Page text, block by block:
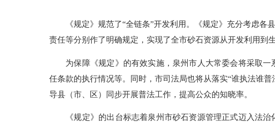
《规定》规范了“全链条”开发利用。《规定》充分考虑各
责任等分别作了明确规定，实现了全市砂石资源从开发利用到
为保障《规定》的有效实施，泉州市人大常委会将采取一
任条款的执行情况等。同时，市司法局也将从落实“谁执法谁
导县（市、区）同步开展普法工作，提高公众的知晓率。
《规定》的出台标志着泉州市砂石资源管理正式迈入法治